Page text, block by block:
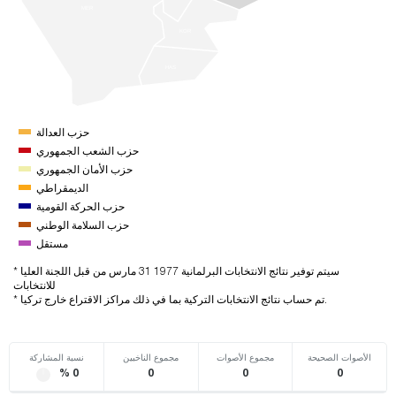
حزب العدالة
حزب الشعب الجمهوري
حزب الأمان الجمهوري
الديمقراطي
حزب الحركة القومية
حزب السلامة الوطني
مستقل
* سيتم توفير نتائج الانتخابات البرلمانية 1977 31 مارس من قبل اللجنة العليا
للانتخابات
* تم حساب نتائج الانتخابات التركية بما في ذلك مراكز الاقتراع خارج تركيا.
نسبة المشاركة
% 0
مجموع الناخبين
0
مجموع الأصوات
0
الأصوات الصحيحة
0